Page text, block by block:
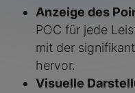
Anzeige des
POC für jede
mit der
hervor.
Visuelle